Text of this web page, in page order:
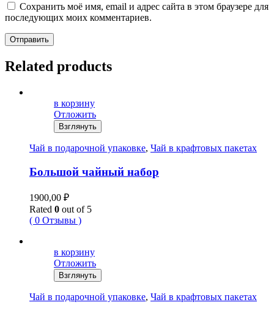
Сохранить моё имя, email и адрес сайта в этом браузере для
последующих моих комментариев.
Отправить
Related products
в корзину
Отложить
Взглянуть
Чай в подарочной упаковке, Чай в крафтовых пакетах
Большой чайный набор
1900,00 ₽
Rated 0 out of 5
( 0 Отзывы )
в корзину
Отложить
Взглянуть
Чай в подарочной упаковке, Чай в крафтовых пакетах